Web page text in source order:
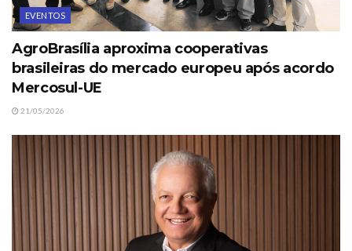
EVENTOS
AgroBrasília aproxima cooperativas
brasileiras do mercado europeu após acordo
Mercosul-UE
21/05/2026